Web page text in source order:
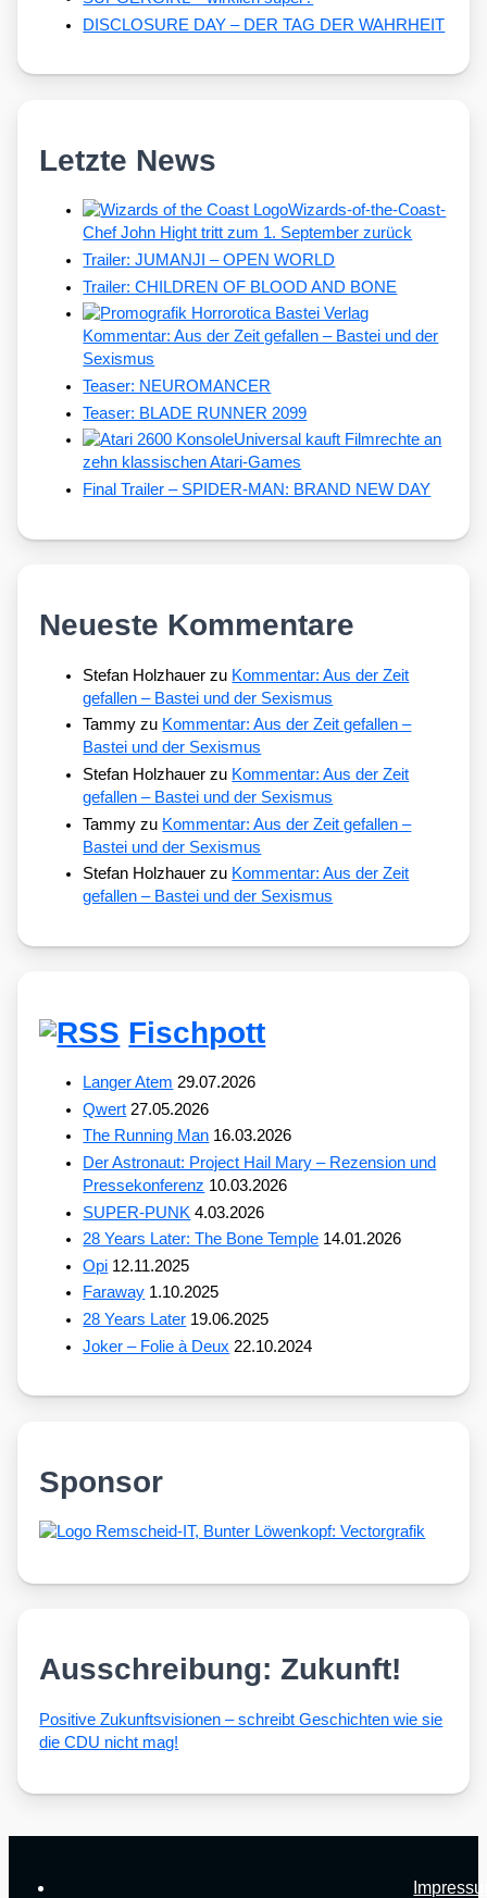
DISCLOSURE DAY – DER TAG DER WAHRHEIT
Letzte News
Wizards-of-the-Coast-
Chef John Hight tritt zum 1. September zurück
Trailer: JUMANJI – OPEN WORLD
Trailer: CHILDREN OF BLOOD AND BONE
Kommentar: Aus der Zeit gefallen – Bastei und der
Sexismus
Teaser: NEUROMANCER
Teaser: BLADE RUNNER 2099
Universal kauft Filmrechte an
zehn klassischen Atari-Games
Final Trailer – SPIDER-MAN: BRAND NEW DAY
Neueste Kommentare
Stefan Holzhauer zu Kommentar: Aus der Zeit
gefallen – Bastei und der Sexismus
Tammy zu Kommentar: Aus der Zeit gefallen –
Bastei und der Sexismus
Stefan Holzhauer zu Kommentar: Aus der Zeit
gefallen – Bastei und der Sexismus
Tammy zu Kommentar: Aus der Zeit gefallen –
Bastei und der Sexismus
Stefan Holzhauer zu Kommentar: Aus der Zeit
gefallen – Bastei und der Sexismus
Fischpott
Langer Atem 29.07.2026
Qwert 27.05.2026
The Running Man 16.03.2026
Der Astronaut: Project Hail Mary – Rezension und
Pressekonferenz 10.03.2026
SUPER-PUNK 4.03.2026
28 Years Later: The Bone Temple 14.01.2026
Opi 12.11.2025
Faraway 1.10.2025
28 Years Later 19.06.2025
Joker – Folie à Deux 22.10.2024
Sponsor
Ausschreibung: Zukunft!
Posi­ti­ve Zukunfts­vi­sio­nen – schreibt Geschich­ten wie sie
die CDU nicht mag!